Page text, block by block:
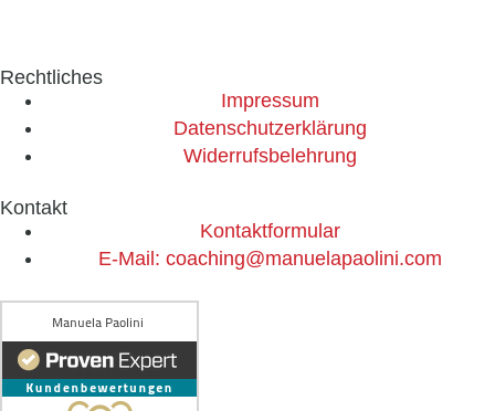
Rechtliches
Impressum
Datenschutzerklärung
Widerrufsbelehrung
Kontakt
Kontaktformular
E-Mail: coaching@manuelapaolini.com